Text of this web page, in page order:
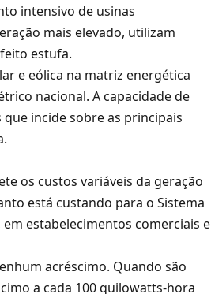
intensivo de usinas
mais elevado, utilizam
estufa.
e eólica na matriz energética
nacional. A capacidade de
incide sobre as principais
os custos variáveis da geração
está custando para o Sistema
estabelecimentos comerciais e
acréscimo. Quando são
a cada 100 quilowatts-hora